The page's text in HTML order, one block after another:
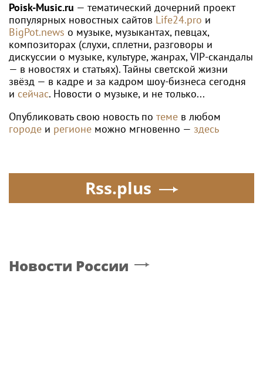
Poisk-Music.ru — тематический дочерний проект
популярных новостных сайтов Life24.pro и
BigPot.news о музыке, музыкантах, певцах,
композиторах (слухи, сплетни, разговоры и
дискуссии о музыке, культуре, жанрах, VIP-скандалы
— в новостях и статьях). Тайны светской жизни
звёзд — в кадре и за кадром шоу-бизнеса сегодня
и сейчас. Новости о музыке, и не только...
Опубликовать свою новость по теме в любом
городе и регионе можно мгновенно — здесь
Rss.plus
Новости России